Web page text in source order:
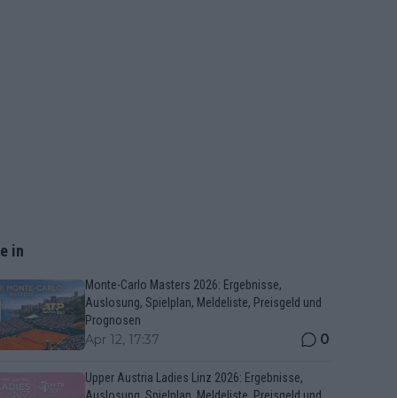
in
Monte-Carlo Masters 2026: Ergebnisse,
Auslosung, Spielplan, Meldeliste, Preisgeld und
Prognosen
Apr 12, 17:37 0
Upper Austria Ladies Linz 2026: Ergebnisse,